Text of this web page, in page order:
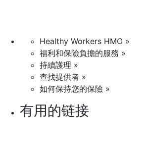
Healthy Workers HMO »
福利和保險負擔的服務 »
持續護理 »
查找提供者 »
如何保持您的保險 »
有用的链接